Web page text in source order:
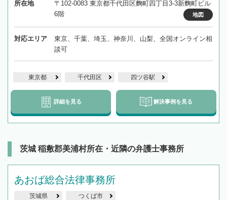
所在地
〒102-0083 東京都千代田区麴町四丁目3-3新麴町ビル
6階
地図
対応エリア
東京、千葉、埼玉、神奈川、山梨、全国オンライン相
談可
東京都 千代田区 四ツ谷駅
詳細を見る 解決事例を見る
茨城 稲敷郡美浦村所在・近隣の弁護士事務所
あおば総合法律事務所
茨城県 つくば市